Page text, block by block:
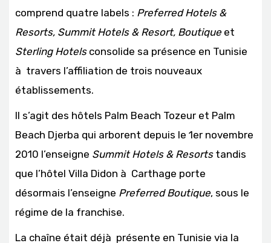
comprend quatre labels : Preferred Hotels &
Resorts, Summit Hotels & Resort, Boutique et
Sterling Hotelsconsolide sa présence en Tunisie
à travers l’affiliation de trois nouveaux
établissements.
Il s’agit des hôtels Palm Beach Tozeur et Palm
Beach Djerba qui arborent depuis le 1er novembre
2010 l’enseigne Summit Hotels & Resortstandis
que l’hôtel Villa Didon à Carthage porte
désormais l’enseigne Preferred Boutique, sous le
régime de la franchise.
La chaîne était déjà présente en Tunisie via la